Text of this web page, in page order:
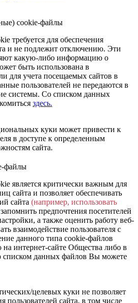
cookie-файлы
требуется для обеспечения
и не подлежит отключению. Эти
какую-либо информацию о
быть использована в
для учета посещаемых сайтов в
пользователей не передаются в
системы. Со списком данных
здесь.
куки может привести к
в доступе к определенным
сайта.
файлы
является критически важным для
сайта и позволяет обеспечивать
сайта (например, использовать
предпочтения посетителей
а также оценить работу веб-
взаимодействие пользователя с
данного типа cookie-файлов
интернет-сайте Общества либо в
списком данных файлов Вы можете
целевых куки не позволяет
пользователей сайта, в том числе